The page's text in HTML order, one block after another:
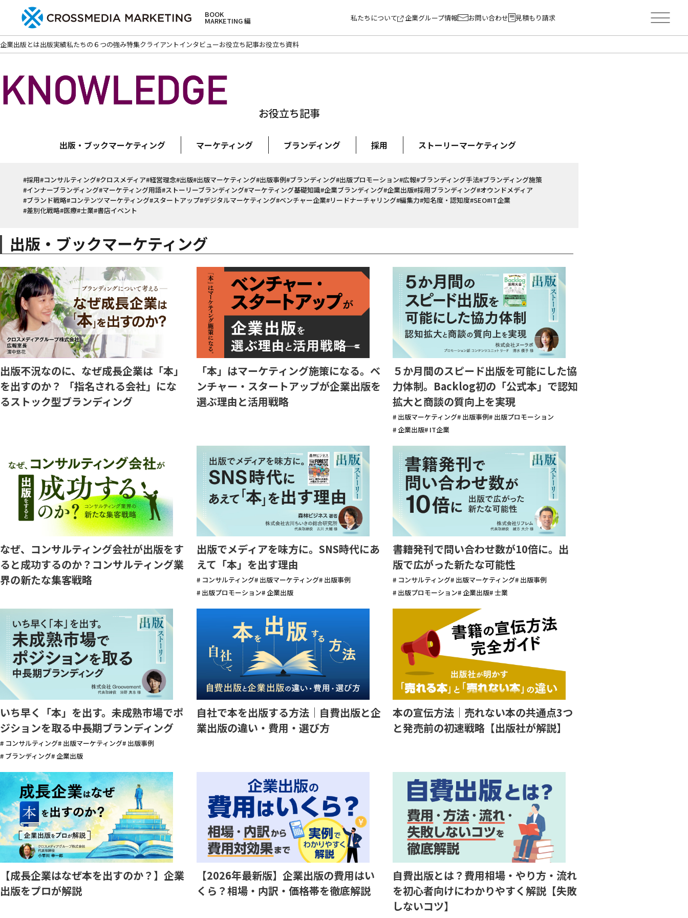
BOOK
MARKETING 編 私たちについて 企業グループ情報 お問い合わせ 見積もり請求
企業出版とは出版実績私たちの６つの強み特集クライアントインタビューお役立ち記事お役立ち資料
お役立ち記事
出版・ブックマーケティング マーケティング ブランディング 採用 ストーリーマーケティング
#採用#コンサルティング#クロスメディア#経営理念#出版#出版マーケティング#出版事例#ブランディング#出版プロモーション#広報#ブランディング手法#ブランディング施策
#インナーブランディング#マーケティング用語#ストーリーブランディング#マーケティング基礎知識#企業ブランディング#企業出版#採用ブランディング#オウンドメディア
#ブランド戦略#コンテンツマーケティング#スタートアップ#デジタルマーケティング#ベンチャー企業#リードナーチャリング#編集力#知名度・認知度#SEO#IT企業
#差別化戦略#医療#士業#書店イベント
出版・ブックマーケティング
出版不況なのに、なぜ成長企業は「本」
を出すのか？ 「指名される会社」にな
るストック型ブランディング
「本」はマーケティング施策になる。ベ
ンチャー・スタートアップが企業出版を
選ぶ理由と活用戦略
５か月間のスピード出版を可能にした協
力体制。Backlog初の「公式本」で認知
拡大と商談の質向上を実現
# 出版マーケティング# 出版事例# 出版プロモーション
# 企業出版# IT企業
なぜ、コンサルティング会社が出版をす
ると成功するのか？コンサルティング業
界の新たな集客戦略
出版でメディアを味方に。SNS時代にあ
えて「本」を出す理由
# コンサルティング# 出版マーケティング# 出版事例
# 出版プロモーション# 企業出版
書籍発刊で問い合わせ数が10倍に。出
版で広がった新たな可能性
# コンサルティング# 出版マーケティング# 出版事例
# 出版プロモーション# 企業出版# 士業
いち早く「本」を出す。未成熟市場でポ
ジションを取る中長期ブランディング
# コンサルティング# 出版マーケティング# 出版事例
# ブランディング# 企業出版
自社で本を出版する方法｜自費出版と企
業出版の違い・費用・選び方
本の宣伝方法｜売れない本の共通点3つ
と発売前の初速戦略【出版社が解説】
【成長企業はなぜ本を出すのか？】企業
出版をプロが解説
【2026年最新版】企業出版の費用はい
くら？相場・内訳・価格帯を徹底解説
自費出版とは？費用相場・やり方・流れ
を初心者向けにわかりやすく解説【失敗
しないコツ】